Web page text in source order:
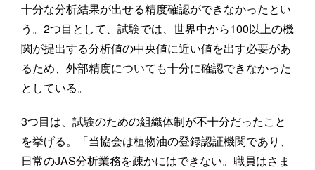
十分な分析結果が出せる精度確認ができなかったとい
う。2つ目として、試験では、世界中から100以上の機
関が提出する分析値の中央値に近い値を出す必要があ
るため、外部精度についても十分に確認できなかった
としている。
3つ目は、試験のための組織体制が不十分だったこと
を挙げる。「当協会は植物油の登録認証機関であり、
日常のJAS分析業務を疎かにはできない。職員はさま